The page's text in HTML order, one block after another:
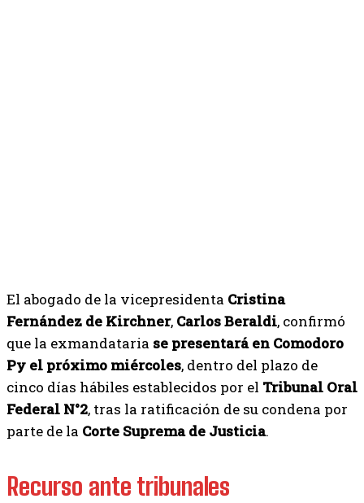
El abogado de la vicepresidenta Cristina
Fernández de Kirchner, Carlos Beraldi, confirmó
que la exmandataria se presentará en Comodoro
Py el próximo miércoles, dentro del plazo de
cinco días hábiles establecidos por el Tribunal Oral
Federal N°2, tras la ratificación de su condena por
parte de la Corte Suprema de Justicia.
Recurso ante tribunales